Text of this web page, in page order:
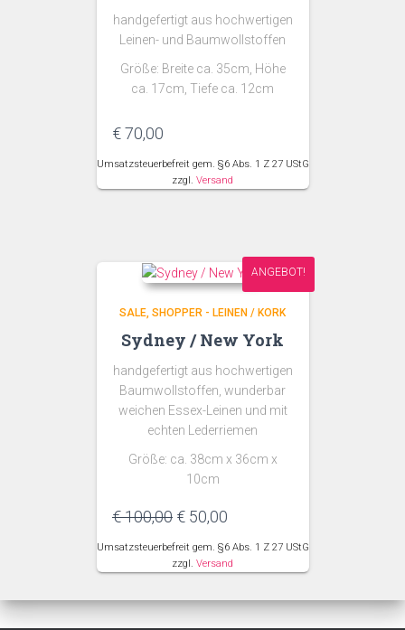
handgefertigt aus hochwertigen
Leinen- und Baumwollstoffen
Größe: Breite ca. 35cm, Höhe
ca. 17cm, Tiefe ca. 12cm
€70,00
Umsatzsteuerbefreit gem. §6 Abs. 1 Z 27 UStG
zzgl. Versand
ANGEBOT!
SALE SHOPPER - LEINEN / KORK
Sydney / New York
handgefertigt aus hochwertigen
Baumwollstoffen, wunderbar
weichen Essex-Leinen und mit
echten Lederriemen
Größe: ca. 38cm x 36cm x
10cm
€100,00 Ursprünglicher
war:
€ 100,00
€ 50,00
ist:
€ 50,00.
Umsatzsteuerbefreit gem. §6 Abs. 1 Z 27 UStG
zzgl. Versand